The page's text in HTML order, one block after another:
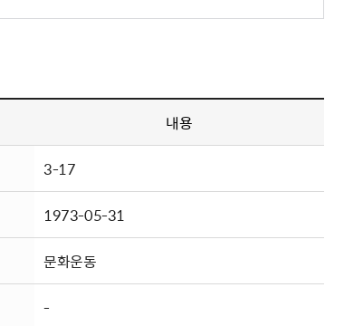
내용
3-17
1973-05-31
문화운동
-